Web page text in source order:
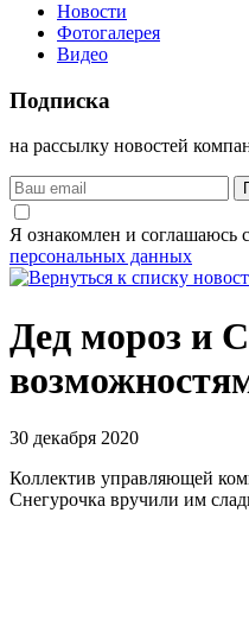
Новости
Фотогалерея
Видео
Подписка
на рассылку новостей
Я ознакомлен и соглашаюсь
персональных данных
Дед мороз и
30 декабря 2020
Коллектив управляющей
Снегурочка вручили им